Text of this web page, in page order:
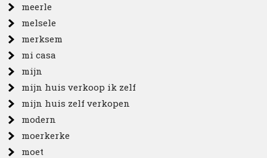
meerle
melsele
merksem
mi casa
mijn
mijn huis verkoop ik zelf
mijn huis zelf verkopen
modern
moerkerke
moet